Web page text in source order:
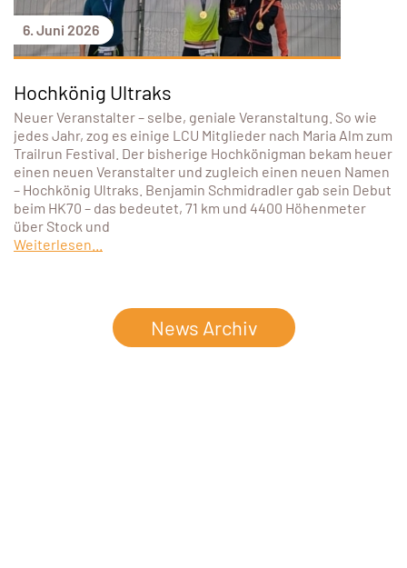
6. Juni 2026
Hochkönig Ultraks
Neuer Veranstalter – selbe, geniale Veranstaltung. So wie
jedes Jahr, zog es einige LCU Mitglieder nach Maria Alm zum
Trailrun Festival. Der bisherige Hochkönigman bekam heuer
einen neuen Veranstalter und zugleich einen neuen Namen
– Hochkönig Ultraks. Benjamin Schmidradler gab sein Debut
beim HK70 – das bedeutet, 71 km und 4400 Höhenmeter
über Stock und
Weiterlesen...
News Archiv